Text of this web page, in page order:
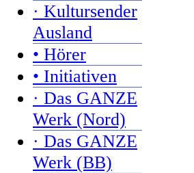
· Kultursender
Ausland
• Hörer
• Initiativen
· Das GANZE
Werk (Nord)
· Das GANZE
Werk (BB)